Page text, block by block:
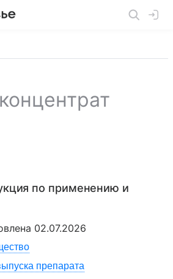
концентрат
по применению и
02.07.2026
препарата